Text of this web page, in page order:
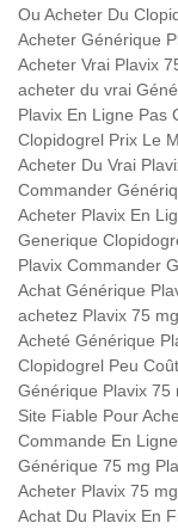
Ou Acheter Du
Acheter Générique
Acheter Vrai Plavix
acheter du vrai
Plavix En Ligne Pas
Clopidogrel Prix Le
Acheter Du Vrai
Commander
Acheter Plavix En
Generique
Plavix Commander
Achat Générique
achetez Plavix 75
Acheté Générique
Clopidogrel Peu
Générique Plavix 75
Site Fiable Pour
Commande En
Générique 75 mg
Acheter Plavix 75
Achat Du Plavix En